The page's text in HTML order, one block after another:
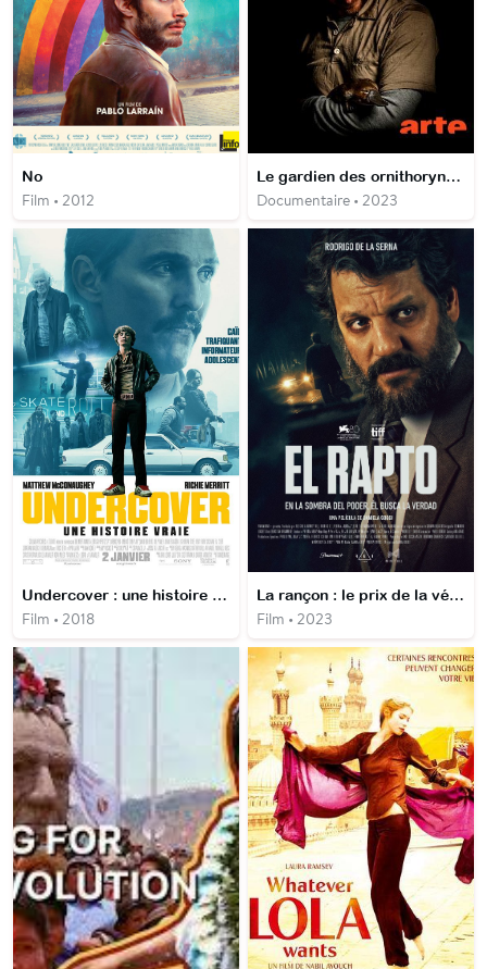
No
Film • 2012
Le gardien des ornithorynques
Documentaire • 2023
Undercover : une histoire vraie
Film • 2018
La rançon : le prix de la vérité
Film • 2023